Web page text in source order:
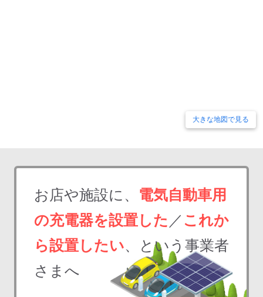
大きな地図で見る
お店や施設に、 電気自動車用
の充電器を設置した ／ これか
ら設置したい、という事業者
さまへ